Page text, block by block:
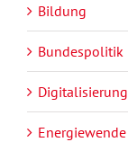
Bildung
Bundespolitik
Digitalisierung
Energiewende